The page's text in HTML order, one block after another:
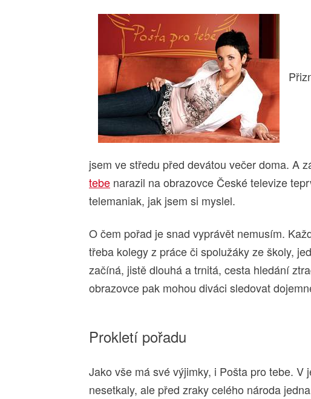
jsem ve středu před devátou večer doma. A
tebe narazil na obrazovce České televize
telemaniak, jak jsem si myslel.
O čem pořad je snad vyprávět nemusím.
třeba kolegy z práce či spolužáky ze školy,
začíná, jistě dlouhá a trnitá, cesta hledání
obrazovce pak mohou diváci sledovat
Prokletí pořadu
Jako vše má své výjimky, i Pošta pro tebe.
nesetkaly, ale před zraky celého národa